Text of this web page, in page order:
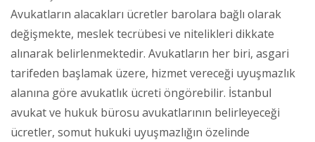
Avukatların alacakları ücretler barolara bağlı olarak
değişmekte, meslek tecrübesi ve nitelikleri dikkate
alınarak belirlenmektedir. Avukatların her biri, asgari
tarifeden başlamak üzere, hizmet vereceği uyuşmazlık
alanına göre avukatlık ücreti öngörebilir. İstanbul
avukat ve hukuk bürosu avukatlarının belirleyeceği
ücretler, somut hukuki uyuşmazlığın özelinde